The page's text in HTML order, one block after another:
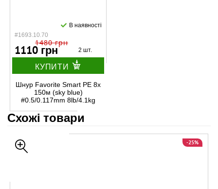
#1693.10.70
В наявності
1110 грн
1480 грн
2 шт.
КУПИТИ
Шнур Favorite Smart PE 8x
150м (sky blue)
#0.5/0.117mm 8lb/4.1kg
Схожі товари
-25%